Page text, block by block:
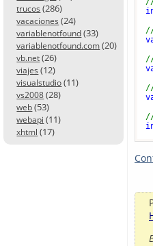
trucos (286)
vacaciones (24)
variablenotfound (33)
variablenotfound.com (20)
vb.net (26)
viajes (12)
visualstudio (11)
vs2008 (28)
web (53)
webapi (11)
xhtml (17)